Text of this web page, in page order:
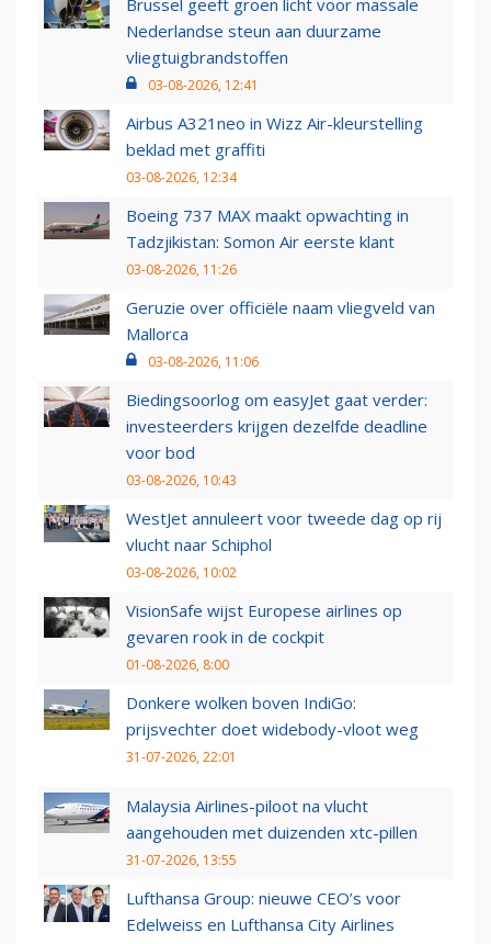
Nederlandse steun aan duurzame
vliegtuigbrandstoffen
03-08-2026, 12:41
Airbus A321neo in Wizz Air-kleurstelling
beklad met graffiti
03-08-2026, 12:34
Boeing 737 MAX maakt opwachting in
Tadzjikistan: Somon Air eerste klant
03-08-2026, 11:26
Geruzie over officiële naam vliegveld van
Mallorca
03-08-2026, 11:06
Biedingsoorlog om easyJet gaat verder:
investeerders krijgen dezelfde deadline
voor bod
03-08-2026, 10:43
WestJet annuleert voor tweede dag op rij
vlucht naar Schiphol
03-08-2026, 10:02
VisionSafe wijst Europese airlines op
gevaren rook in de cockpit
01-08-2026, 8:00
Donkere wolken boven IndiGo:
prijsvechter doet widebody-vloot weg
31-07-2026, 22:01
Malaysia Airlines-piloot na vlucht
aangehouden met duizenden xtc-pillen
31-07-2026, 13:55
Lufthansa Group: nieuwe CEO’s voor
Edelweiss en Lufthansa City Airlines